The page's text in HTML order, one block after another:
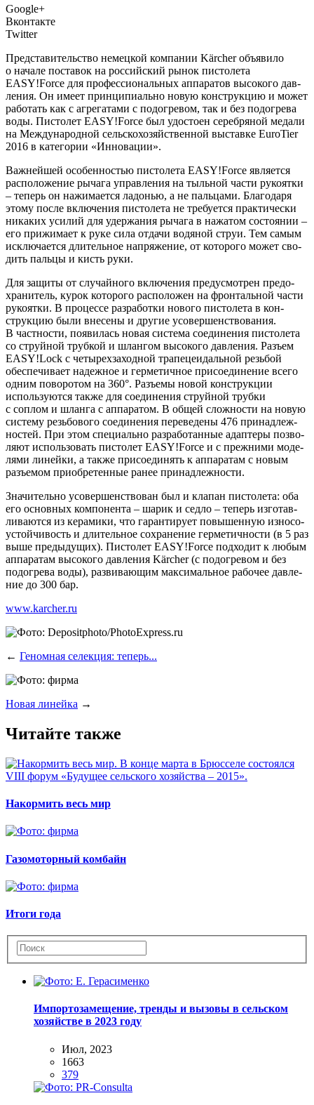
Google+
Вконтакте
Twitter
Пред­ста­ви­тель­ство немец­кой ком­па­нии Kärcher объ­яви­ло
о нача­ле поста­вок на рос­сий­ский рынок писто­ле­та
EASY!Force для про­фес­си­о­наль­ных аппа­ра­тов высо­ко­го дав­
ле­ния. Он име­ет прин­ци­пи­аль­но новую кон­струк­цию и может
рабо­тать как с агре­га­та­ми с подо­гре­вом, так и без подо­гре­ва
воды. Писто­лет EASY!Force был удо­сто­ен сереб­ря­ной меда­ли
на Меж­ду­на­род­ной сель­ско­хо­зяй­ствен­ной выстав­ке EuroTier
2016 в кате­го­рии «Инно­ва­ции».
Важ­ней­шей осо­бен­но­стью писто­ле­та EASY!Force явля­ет­ся
рас­по­ло­же­ние рыча­га управ­ле­ния на тыль­ной части руко­ят­ки
– теперь он нажи­ма­ет­ся ладо­нью, а не паль­ца­ми. Бла­го­да­ря
это­му после вклю­че­ния писто­ле­та не тре­бу­ет­ся прак­ти­че­ски
ника­ких уси­лий для удер­жа­ния рыча­га в нажа­том состо­я­нии –
его при­жи­ма­ет к руке сила отда­чи водя­ной струи. Тем самым
исклю­ча­ет­ся дли­тель­ное напря­же­ние, от кото­ро­го может сво­
дить паль­цы и кисть руки.
Для защи­ты от слу­чай­но­го вклю­че­ния преду­смот­рен предо­
хра­ни­тель, курок кото­ро­го рас­по­ло­жен на фрон­таль­ной части
руко­ят­ки. В про­цес­се раз­ра­бот­ки ново­го писто­ле­та в кон­
струк­цию были вне­се­ны и дру­гие усо­вер­шен­ство­ва­ния.
В част­но­сти, появи­лась новая систе­ма соеди­не­ния писто­ле­та
со струй­ной труб­кой и шлан­гом высо­ко­го дав­ле­ния. Разъ­ем
EASY!Lock с четы­рех­за­ход­ной тра­пе­це­идаль­ной резь­бой
обес­пе­чи­ва­ет надеж­ное и гер­ме­тич­ное при­со­еди­не­ние все­го
одним пово­ро­том на 360°. Разъ­емы новой кон­струк­ции
исполь­зу­ют­ся так­же для соеди­не­ния струй­ной труб­ки
с соплом и шлан­га с аппа­ра­том. В общей слож­но­сти на новую
систе­му резь­бо­во­го соеди­не­ния пере­ве­де­ны 476 при­над­леж­
но­стей. При этом спе­ци­аль­но раз­ра­бо­тан­ные адап­те­ры поз­во­
ля­ют исполь­зо­вать писто­лет EASY!Force и с преж­ни­ми моде­
ля­ми линей­ки, а так­же при­со­еди­нять к аппа­ра­там с новым
разъ­емом при­об­ре­тен­ные ранее принадлежности.
Зна­чи­тель­но усо­вер­шен­ство­ван был и кла­пан писто­ле­та: оба
его основ­ных ком­по­нен­та – шарик и сед­ло – теперь изго­тав­
ли­ва­ют­ся из кера­ми­ки, что гаран­ти­ру­ет повы­шен­ную изно­со­
устой­чи­вость и дли­тель­ное сохра­не­ние гер­ме­тич­но­сти (в 5 раз
выше преды­ду­щих). Писто­лет EASY!Force под­хо­дит к любым
аппа­ра­там высо­ко­го дав­ле­ния Kärcher (с подо­гре­вом и без
подо­гре­ва воды), раз­ви­ва­ю­щим мак­си­маль­ное рабо­чее дав­ле­
ние до 300 бар.
www.karcher.ru
← Геномная селекция: теперь...
Новая линейка →
Читайте также
Накормить весь мир
Газомоторный комбайн
Итоги года
Импортозамещение, тренды и вызовы в сельском
хозяйстве в 2023 году
Июл, 2023
1663
379